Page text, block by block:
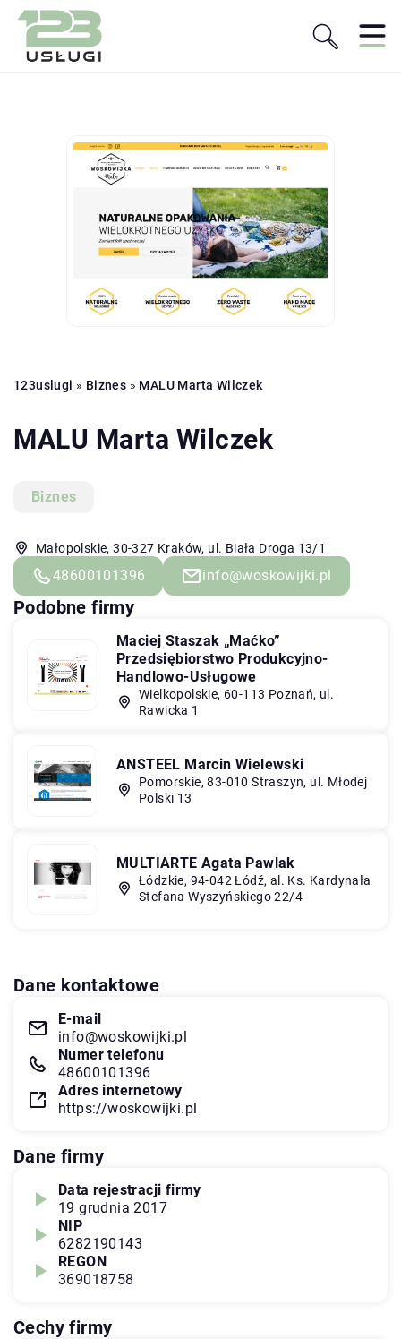
123uslugi » Biznes » MALU Marta Wilczek
MALU Marta Wilczek
Biznes
Małopolskie, 30-327 Kraków, ul. Biała Droga 13/1
48600101396 info@woskowijki.pl
Podobne firmy
Maciej Staszak „Maćko”
Przedsiębiorstwo Produkcyjno-
Handlowo-Usługowe
Wielkopolskie, 60-113 Poznań, ul.
Rawicka 1
ANSTEEL Marcin Wielewski
Pomorskie, 83-010 Straszyn, ul. Młodej
Polski 13
MULTIARTE Agata Pawlak
Łódzkie, 94-042 Łódź, al. Ks. Kardynała
Stefana Wyszyńskiego 22/4
Dane kontaktowe
E-mail
info@woskowijki.pl
Numer telefonu
48600101396
Adres internetowy
https://woskowijki.pl
Dane firmy
Data rejestracji firmy
19 grudnia 2017
NIP
6282190143
REGON
369018758
Cechy firmy